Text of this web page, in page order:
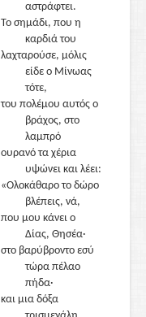
αστράφτει.
Το σημάδι, που η
καρδιά του
λαχταρούσε, μόλις
είδε ο Μίνωας
τότε,
του πολέμου αυτός ο
βράχος, στο
λαμπρό
ουρανό τα χέρια
υψώνει και λέει:
«Ολοκάθαρο το δώρο
βλέπεις, νά,
που μου κάνει ο
Δίας, Θησέα·
στο βαρύβροντο εσύ
τώρα πέλαο
πήδα·
και μια δόξα